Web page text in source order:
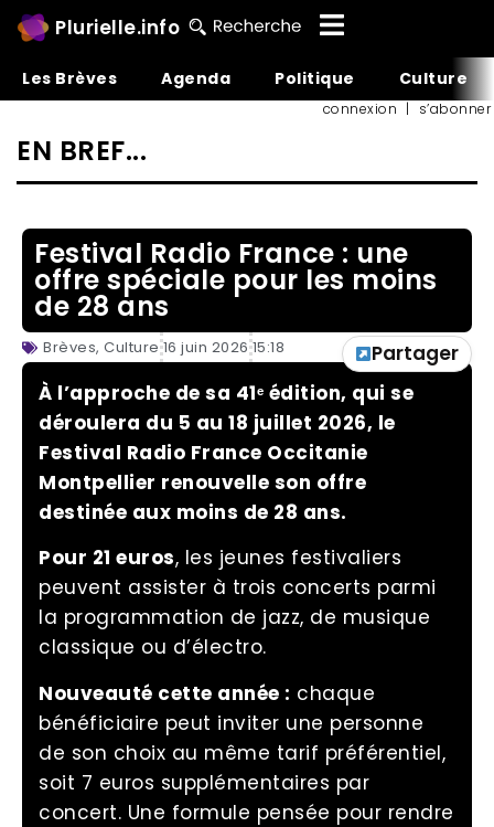
Plurielle.info
Les Brèves Agenda Politique Culture
connexion | s’abonner
EN BREF...
Festival Radio France : une
offre spéciale pour les moins
de 28 ans
Brèves, Culture 16 juin 2026 15:18
Partager
À l’approche de sa 41ᵉ édition, qui se
déroulera du 5 au 18 juillet 2026, le
Festival Radio France Occitanie
Montpellier renouvelle son offre
destinée aux moins de 28 ans.
Pour 21 euros, les jeunes festivaliers
peuvent assister à trois concerts parmi
la programmation de jazz, de musique
classique ou d’électro.
Nouveauté cette année : chaque
bénéficiaire peut inviter une personne
de son choix au même tarif préférentiel,
soit 7 euros supplémentaires par
concert. Une formule pensée pour rendre